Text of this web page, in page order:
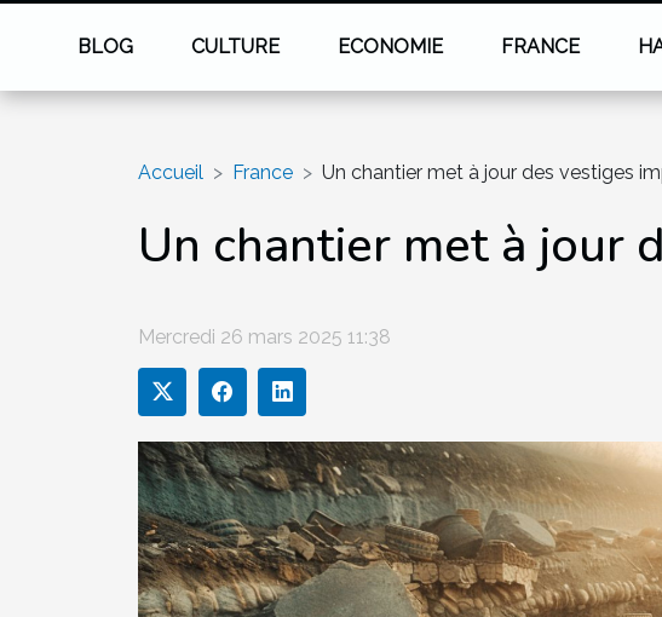
BLOG CULTURE ECONOMIE FRANCE
Accueil France Un chantier met à jour des vestiges
Un chantier met à jour
Mercredi 26 mars 2025 11:38